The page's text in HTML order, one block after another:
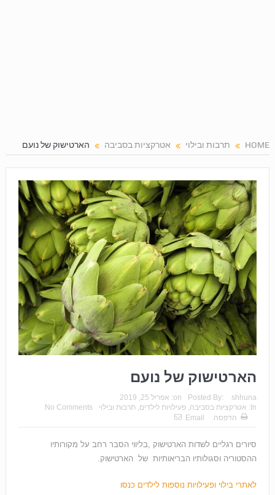
HOME תרבות ובילוי אטרקציות בסביבה הארטישוק של נועם
הארטישוק של נועם
Posted By: shhuna
on: אפריל 25, 2019
In: אטרקציות בסביבה פעילויות לילדים תרבות ובילוי
No Comments
הדפסה
Email
סיורים רגליים לשדות הארטישוק ,בליווי הסבר רחב על מקורותיו
ההסטוריה וסגולותיו הבריאותיות של הארטישוק.
לאתרי בילוי ופעילויות נוספות לילדים כנסו